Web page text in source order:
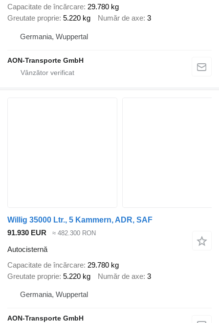
Capacitate de încărcare 29.780 kg
Greutate proprie 5.220 kg Număr de axe 3
Germania, Wuppertal
AON-Transporte GmbH
Willig 35000 Ltr., 5 Kammern, ADR, SAF
91.930 EUR
≈ 482.300 RON
Autocisternă
Capacitate de încărcare 29.780 kg
Greutate proprie 5.220 kg Număr de axe 3
Germania, Wuppertal
AON-Transporte GmbH